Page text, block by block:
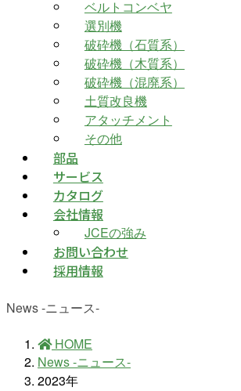
ベルトコンベヤ
選別機
破砕機（石質系）
破砕機（木質系）
破砕機（混廃系）
土質改良機
アタッチメント
その他
部品
サービス
カタログ
会社情報
JCEの強み
お問い合わせ
採用情報
News -ニュース-
HOME
News -ニュース-
2023年